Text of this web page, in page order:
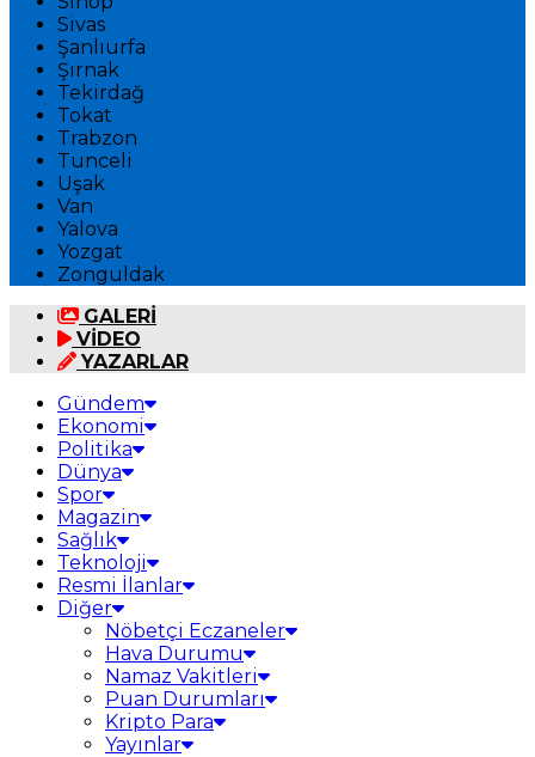
Sivas
Şanlıurfa
Şırnak
Tekirdağ
Tokat
Trabzon
Tunceli
Uşak
Van
Yalova
Yozgat
Zonguldak
GALERİ
VİDEO
YAZARLAR
Gündem
Ekonomi
Politika
Dünya
Spor
Magazin
Sağlık
Teknoloji
Resmi İlanlar
Diğer
Nöbetçi Eczaneler
Hava Durumu
Namaz Vakitleri
Puan Durumları
Kripto Para
Yayınlar